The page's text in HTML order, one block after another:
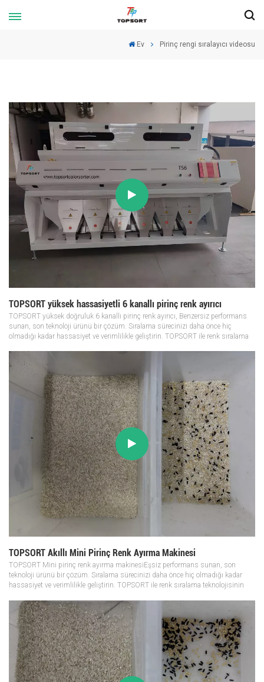
Ev Pirinç rengi sıralayıcı videosu
TOPSORT yüksek hassasiyetli 6 kanallı pirinç renk ayırıcı
TOPSORT yüksek doğruluk 6 kanallı pirinç renk ayırıcı, Benzersiz performans
sunan, son teknoloji ürünü bir çözüm. Sıralama sürecinizi daha önce hiç
olmadığı kadar hassasiyet ve verimlilikle geliştirin. TOPSORT ile renk sıralama
TOPSORT Akıllı Mini Pirinç Renk Ayırma Makinesi
TOPSORT Mini pirinç renk ayırma makinesiEşsiz performans sunan, son
teknoloji ürünü bir çözüm. Sıralama sürecinizi daha önce hiç olmadığı kadar
hassasiyet ve verimlilikle geliştirin. TOPSORT ile renk sıralama teknolojisinin
numarasınd...